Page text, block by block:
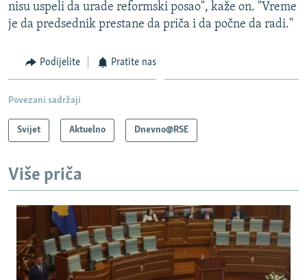
nisu uspeli da urade reformski posao", kaže on. "Vreme
je da predsednik prestane da priča i da počne da radi."
Podijelite Pratite nas
Povezani sadržaji
Svijet Aktuelno Dnevno@RSE
Više priča